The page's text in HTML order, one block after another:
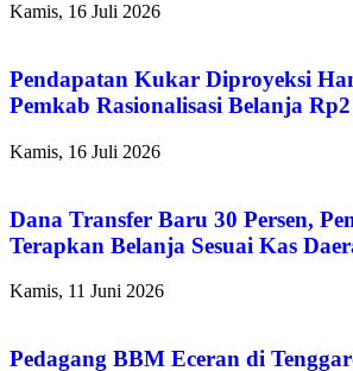
Kamis, 16 Juli 2026
Pendapatan Kukar Diproyeksi
Pemkab Rasionalisasi Belanja
Kamis, 16 Juli 2026
Dana Transfer Baru 30 Persen,
Terapkan Belanja Sesuai Kas
Kamis, 11 Juni 2026
Pedagang BBM Eceran di